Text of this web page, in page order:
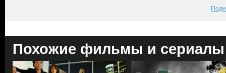
Похожие фильмы и сериалы